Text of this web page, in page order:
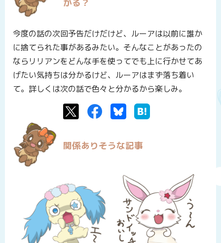
かる？
今度の話の次回予告だけだけど、ルーアは以前に誰か
に捨てられた事があるみたい。そんなことがあったの
ならリリアンをどんな手を使ってでも上に行かせてあ
げたい気持ちは分かるけど、ルーアはまず落ち着い
て。詳しくは次の話で色々と分かるから楽しみ。
TwitterFacebookBluesky
関係ありそうな記事